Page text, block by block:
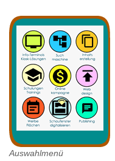
Auswahlmenü